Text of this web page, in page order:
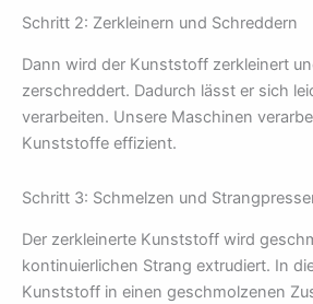
Schritt 2: Zerkleinern und Schreddern
Dann wird der Kunststoff zerkleinert
zerschreddert. Dadurch lässt er sich
verarbeiten. Unsere Maschinen
Kunststoffe effizient.
Schritt 3: Schmelzen und
Der zerkleinerte Kunststoff wird
kontinuierlichen Strang extrudiert. In
Kunststoff in einen geschmolzenen